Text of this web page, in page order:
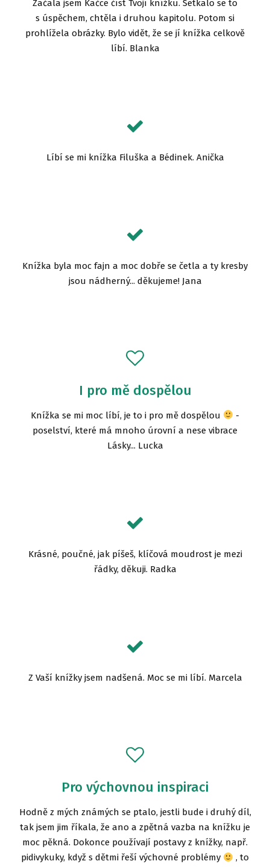
Začala jsem Kačce číst Tvojí knížku. Setkalo se to
s úspěchem, chtěla i druhou kapitolu. Potom si
prohlížela obrázky. Bylo vidět, že se jí knížka celkově
líbí. Blanka
Líbí se mi knížka Filuška a Bédinek. Anička
Knížka byla moc fajn a moc dobře se četla a ty kresby
jsou nádherný... děkujeme! Jana
I pro mě dospělou
Knížka se mi moc líbí, je to i pro mě dospělou
-
poselství, které má mnoho úrovní a nese vibrace
Lásky... Lucka
Krásné, poučné, jak píšeš, klíčová moudrost je mezi
řádky, děkuji. Radka
Z Vaší knížky jsem nadšená. Moc se mi líbí. Marcela
Pro výchovnou inspiraci
Hodně z mých známých se ptalo, jestli bude i druhý díl,
tak jsem jim říkala, že ano a zpětná vazba na knížku je
moc pěkná. Dokonce používají postavy z knížky, např.
pidivykuky, když s dětmi řeší výchovné problémy
, to